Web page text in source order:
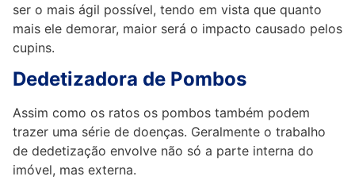
ser o mais ágil possível, tendo em vista que quanto
mais ele demorar, maior será o impacto causado pelos
cupins.
Dedetizadora de Pombos
Assim como os ratos os pombos também podem
trazer uma série de doenças. Geralmente o trabalho
de dedetização envolve não só a parte interna do
imóvel, mas externa.